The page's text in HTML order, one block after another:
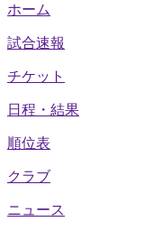
ホーム
試合速報
チケット
日程・結果
順位表
クラブ
ニュース